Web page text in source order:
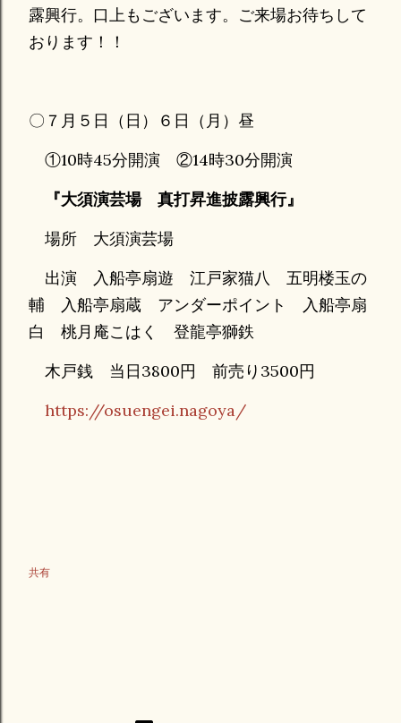
露興行。口上もございます。ご来場お待ちして
おります！！
〇７月５日（日）６日（月）昼
①10時45分開演 ②14時30分開演
『大須演芸場 真打昇進披露興行』
場所 大須演芸場
出演 入船亭扇遊 江戸家猫八 五明楼玉の
輔 入船亭扇蔵 アンダーポイント 入船亭扇
白 桃月庵こはく 登龍亭獅鉄
木戸銭 当日3800円 前売り3500円
https://osuengei.nagoya/
共有